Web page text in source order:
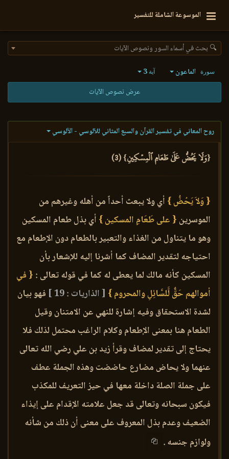
الموسوعة الشاملة للتفسير
🔍 بحث في أسماء السور ونصوص الآيات
سورة الماعون آية 3
عرض نصوص الآيات
روح المعاني في تفسير القرآن والسبع المثاني للآلوسي - الآلوسي
{وَلَا يَحُضُّ عَلَىٰ طَعَامِ ٱلۡمِسۡكِينِ} (3)
{ وَلاَ يَحُضُّ } أي ولا يبعث أحداً من أهله وغيرهم من
الموسرين { على طَعَامِ المسكين } أي بذل طعام المسكين
وهو ما يتناول من الغذاء والتعبير بالطعام دون الإطعام مع
احتياجه لتقدير المضاف كما أشرنا إليه للإشعار بأن
المسكين كأنه مالك لما يعطى له كما في قوله تعالى : { في
أموالهم حَقٌّ لَّلسَّائِلِ والمحروم } [ الذاريات : 19 ]
فهو بيان
لشدة الاستحقاق وفيه إشارة للنهي عن الامتنان وقيل
الطعام هنا بمعنى الإطعام وكلام الراغب محتمل لذلك فلا
يحتاج إلى تقدير لمضاف وقرأ زيد بن علي رضي الله تعالى
عنهما ولا يحاض مضارع حاضضت وهذه الجملة عطف
على جملة الصلة داخلة معها في حيز التعريف للمكذب
فيكون سبحانه وتعالى قد جعل علامته الإقدام على إيذاء
الضعيف وعدم بذل المعروف على معنى أن ذلك من شأنه
ولوازم جنسه .